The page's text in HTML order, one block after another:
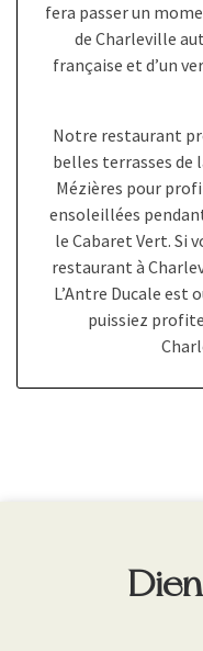
fera passer un
de Charleville
française et d’un
Notre restaurant
belles terrasses de
Mézières pour
ensoleillées
le Cabaret Vert. Si
restaurant à
L’Antre Ducale est
puissiez